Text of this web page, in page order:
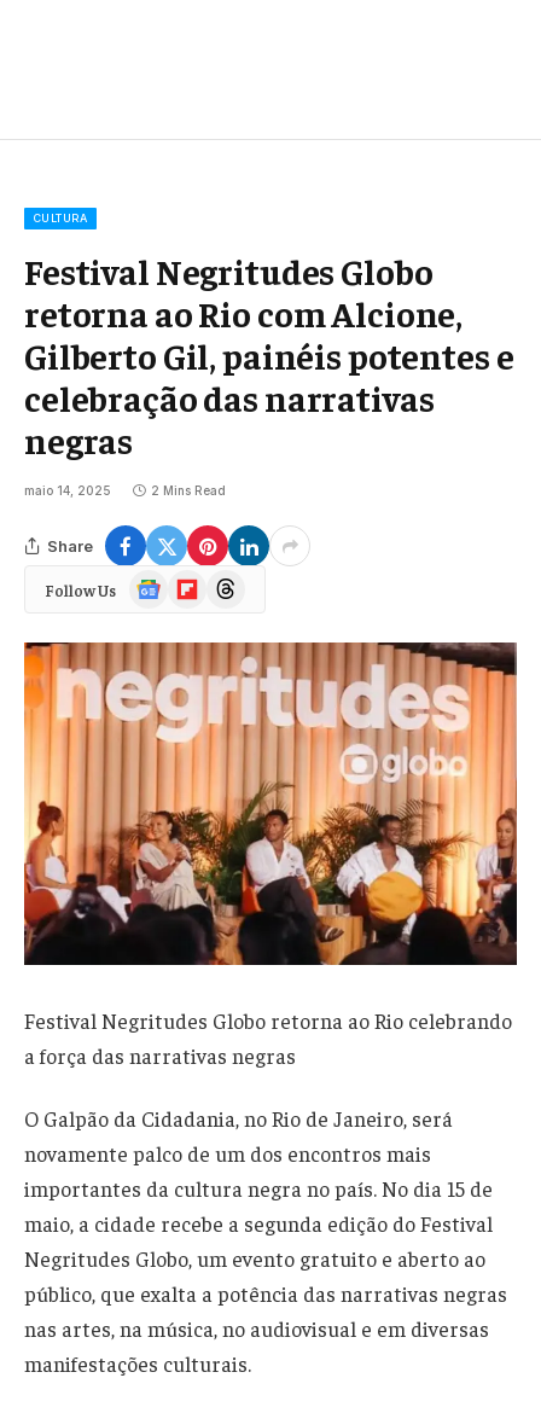
CULTURA
Festival Negritudes Globo
retorna ao Rio com Alcione,
Gilberto Gil, painéis potentes e
celebração das narrativas
negras
maio 14, 2025 2 Mins Read
Share
Follow Us
GoogleFlipboardThreads
Festival Negritudes Globo retorna ao Rio celebrando
a força das narrativas negras
O Galpão da Cidadania, no Rio de Janeiro, será
novamente palco de um dos encontros mais
importantes da cultura negra no país. No dia 15 de
maio, a cidade recebe a segunda edição do Festival
Negritudes Globo, um evento gratuito e aberto ao
público, que exalta a potência das narrativas negras
nas artes, na música, no audiovisual e em diversas
manifestações culturais.